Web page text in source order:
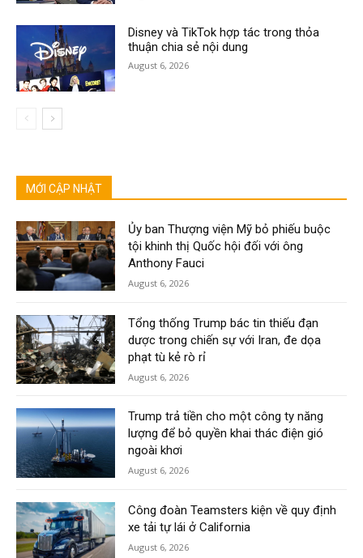
Disney và TikTok hợp tác trong thỏa
thuận chia sẻ nội dung
August 6, 2026
MỚI CẬP NHẬT
Ủy ban Thượng viện Mỹ bỏ phiếu buộc
tội khinh thị Quốc hội đối với ông
Anthony Fauci
August 6, 2026
Tổng thống Trump bác tin thiếu đạn
dược trong chiến sự với Iran, đe dọa
phạt tù kẻ rò rỉ
August 6, 2026
Trump trả tiền cho một công ty năng
lượng để bỏ quyền khai thác điện gió
ngoài khơi
August 6, 2026
Công đoàn Teamsters kiện về quy định
xe tải tự lái ở California
August 6, 2026